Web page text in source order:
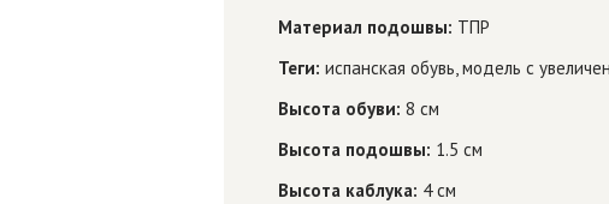
Материал подошвы: ТПР
Теги: испанская обувь, модель с
Высота обуви: 8 см
Высота подошвы: 1.5 см
Высота каблука: 4 см